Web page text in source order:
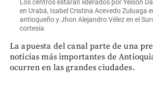
Los centros estarán liderados por Yeison
en Urabá, Isabel Cristina Acevedo Zuluaga
antioqueño y Jhon Alejandro Vélez en el
cortesía
La apuesta del canal parte de una
noticias más importantes de
ocurren en las grandes ciudades.